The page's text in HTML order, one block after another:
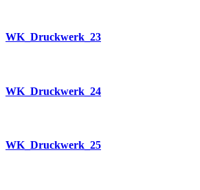
WK_Druckwerk_23
WK_Druckwerk_24
WK_Druckwerk_25